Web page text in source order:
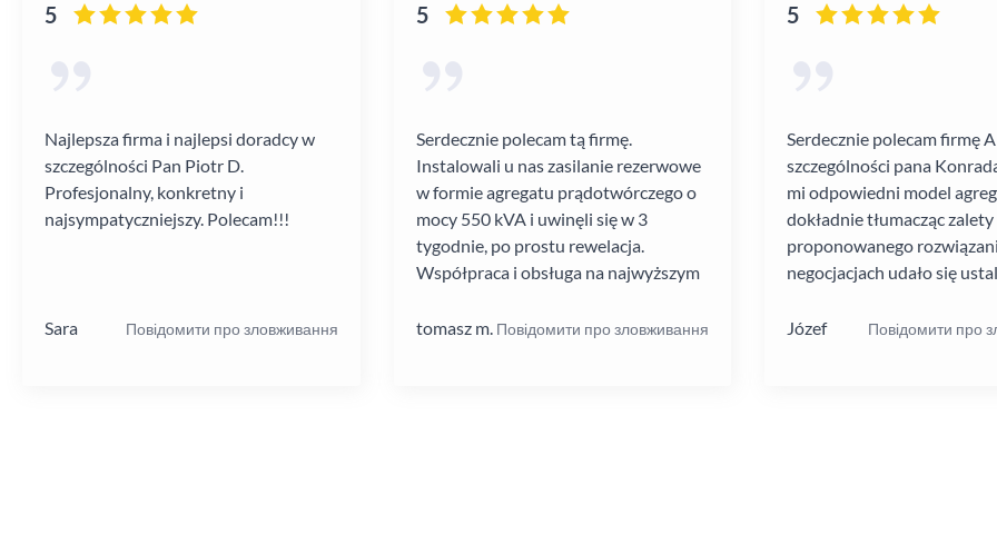
5
Najlepsza firma i najlepsi doradcy w
szczególności Pan Piotr D.
Profesjonalny, konkretny i
najsympatyczniejszy. Polecam!!!
Sara Повідомити про зловживання
5
Serdecznie polecam tą firmę.
Instalowali u nas zasilanie rezerwowe
w formie agregatu prądotwórczego o
mocy 550 kVA i uwinęli się w 3
tygodnie, po prostu rewelacja.
Współpraca i obsługa na najwyższym
tomasz m. Повідомити про зловживання
5
Serdecznie polecam firmę
szczególności pana
mi odpowiedni model
dokładnie tłumacząc zalety
proponowanego
negocjacjach udało się
szybko i schludnie.
Józef Повідомити про